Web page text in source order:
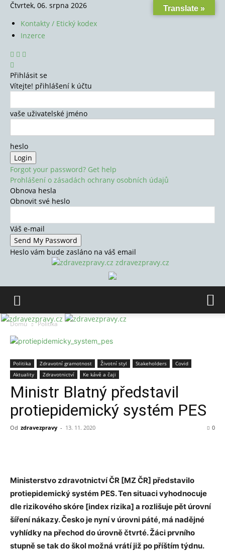
Čtvrtek, 06. srpna 2026
Kontakty / Etický kodex
Inzerce
Přihlásit se
Vítejte! přihlášení k účtu
vaše uživatelské jméno
heslo
Forgot your password? Get help
Prohlášení o zásadách ochrany osobních údajů
Obnova hesla
Obnovit své heslo
Váš e-mail
Heslo vám bude zasláno na váš email
zdravezpravy.cz
Domů Politika
Politika Zdravotní gramotnost Životní styl Stakeholders
Covid
Aktuality
Zdravotnictví Ke kávě a čaji
Ministr Blatný představil
protiepidemický systém PES
Od zdravezpravy - 13. 11. 2020 0
Ministerstvo zdravotnictví ČR [MZ ČR] představilo
protiepidemický systém PES. Ten situaci vyhodnocuje
dle rizikového skóre [index rizika] a rozlišuje pět úrovní
šíření nákazy. Česko je nyní v úrovni páté, má nadějné
vyhlídky na přechod do úrovně čtvrté. Žáci prvního
stupně se tak do škol možná vrátí již po příštím týdnu.
Translate »